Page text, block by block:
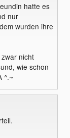
hatte es
nur
wurden ihre
nicht
wie schon
^.~